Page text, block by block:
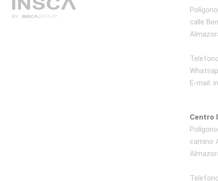
calle
E-mail:
Centro
camino